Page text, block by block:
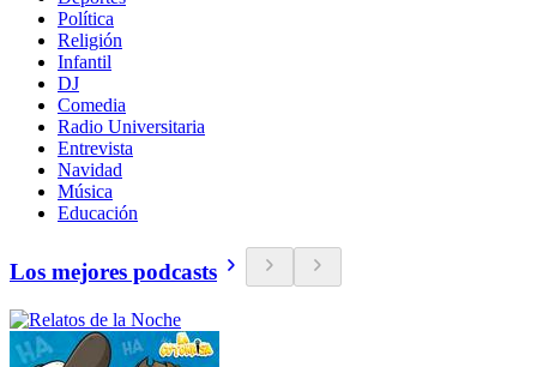
Política
Religión
Infantil
DJ
Comedia
Radio Universitaria
Entrevista
Navidad
Música
Educación
Los mejores podcasts